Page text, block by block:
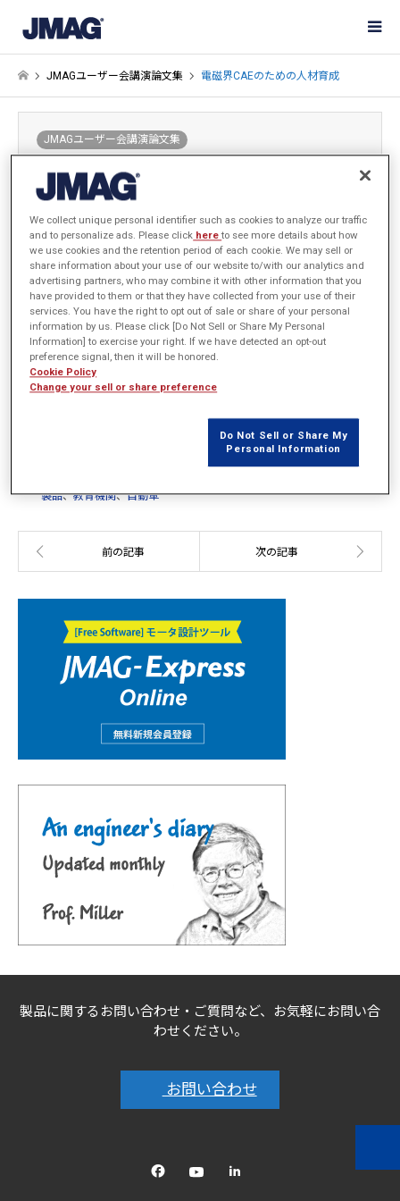
JMAGユーザー会講演論文集 電磁界CAEのための人材育成
JMAGユーザー会講演論文集
電磁界CAEのための人材育成
2004-02-14 / 最終更新日：2024-05-30
岐阜大学 河瀬 順洋
概要の掲載はございません
PDFダウンロードサービスはご利用いただけません
JMAGユーザー会講演論文集
製品、教育機関、自動車
製品に関するお問い合わせ・ご質問など、お気軽にお問い合
わせください。
お問い合わせ
linkedin
We collect unique personal identifier such as cookies to analyze our traffic
and to personalize ads. Please click hereto see more details about how
we use cookies and the retention period of each cookie. We may sell or
share information about your use of our website to/with our analytics and
advertising partners, who may combine it with other information that you
have provided to them or that they have collected from your use of their
services. You have the right to opt out of sale or share of your personal
information by us. Please click [Do Not Sell or Share My Personal
Information] to exercise your right. If we have detected an opt-out
preference signal, then it will be honored.
Cookie Policy
Change your sell or share preference
Do Not Sell or Share My
Personal Information